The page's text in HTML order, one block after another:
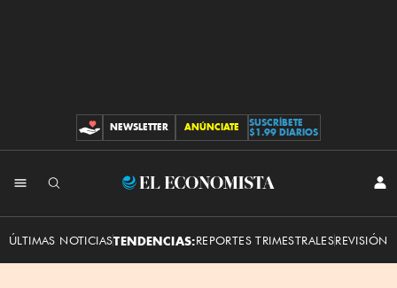
CONTRIBUCIONES
NEWSLETTER ANÚNCIATE
SUSCRÍBETE
$1.99 DIARIOS
El
ÚLTIMAS NOTICIASTENDENCIAS:REPORTES TRIMESTRALESREVISIÓN